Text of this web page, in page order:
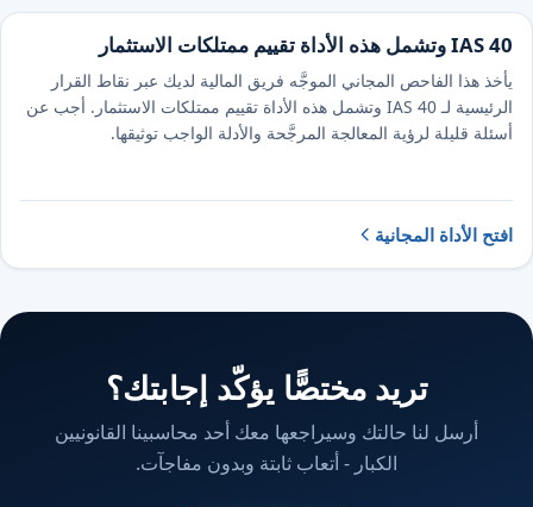
IAS 40 وتشمل هذه الأداة تقييم ممتلكات الاستثمار
يأخذ هذا الفاحص المجاني الموجَّه فريق المالية لديك عبر نقاط القرار
الرئيسية لـ IAS 40 وتشمل هذه الأداة تقييم ممتلكات الاستثمار. أجب عن
أسئلة قليلة لرؤية المعالجة المرجَّحة والأدلة الواجب توثيقها.
افتح الأداة المجانية
تريد مختصًّا يؤكّد إجابتك؟
أرسل لنا حالتك وسيراجعها معك أحد محاسبينا القانونيين
الكبار - أتعاب ثابتة وبدون مفاجآت.